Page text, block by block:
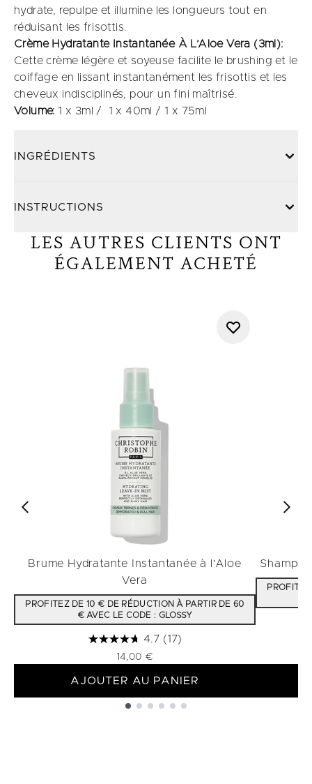
hydrate, repulpe et illumine les longueurs tout en
réduisant les frisottis.
Crème Hydratante Instantanée À L’Aloe Vera (3ml):
Cette crème légère et soyeuse facilite le brushing et le
coiffage en lissant instantanément les frisottis et les
cheveux indisciplinés, pour un fini maîtrisé.
Volume: 1 x 3ml / 1 x 40ml / 1 x 75ml
INGRÉDIENTS
INSTRUCTIONS
LES AUTRES CLIENTS ONT
ÉGALEMENT ACHETÉ
Brume Hydratante Instantanée à l'Aloe
Vera
PROFITEZ DE 10 € DE RÉDUCTION À PARTIR DE 60
€ AVEC LE CODE : GLOSSY
4.7 (17)
14,00 €
AJOUTER AU PANIER